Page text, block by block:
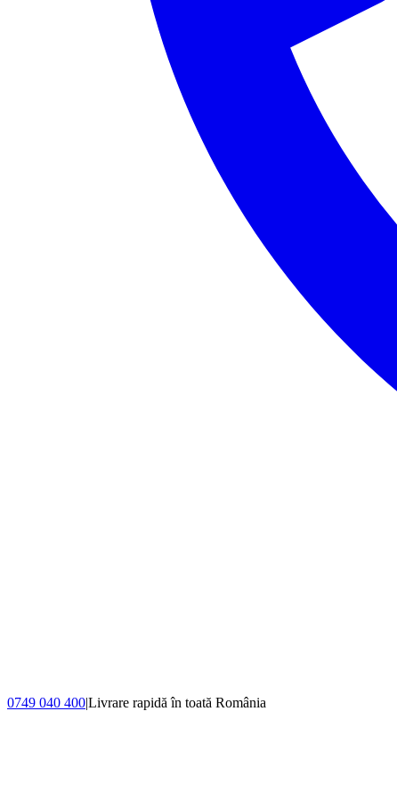
0749 040 400|Livrare rapidă în toată România